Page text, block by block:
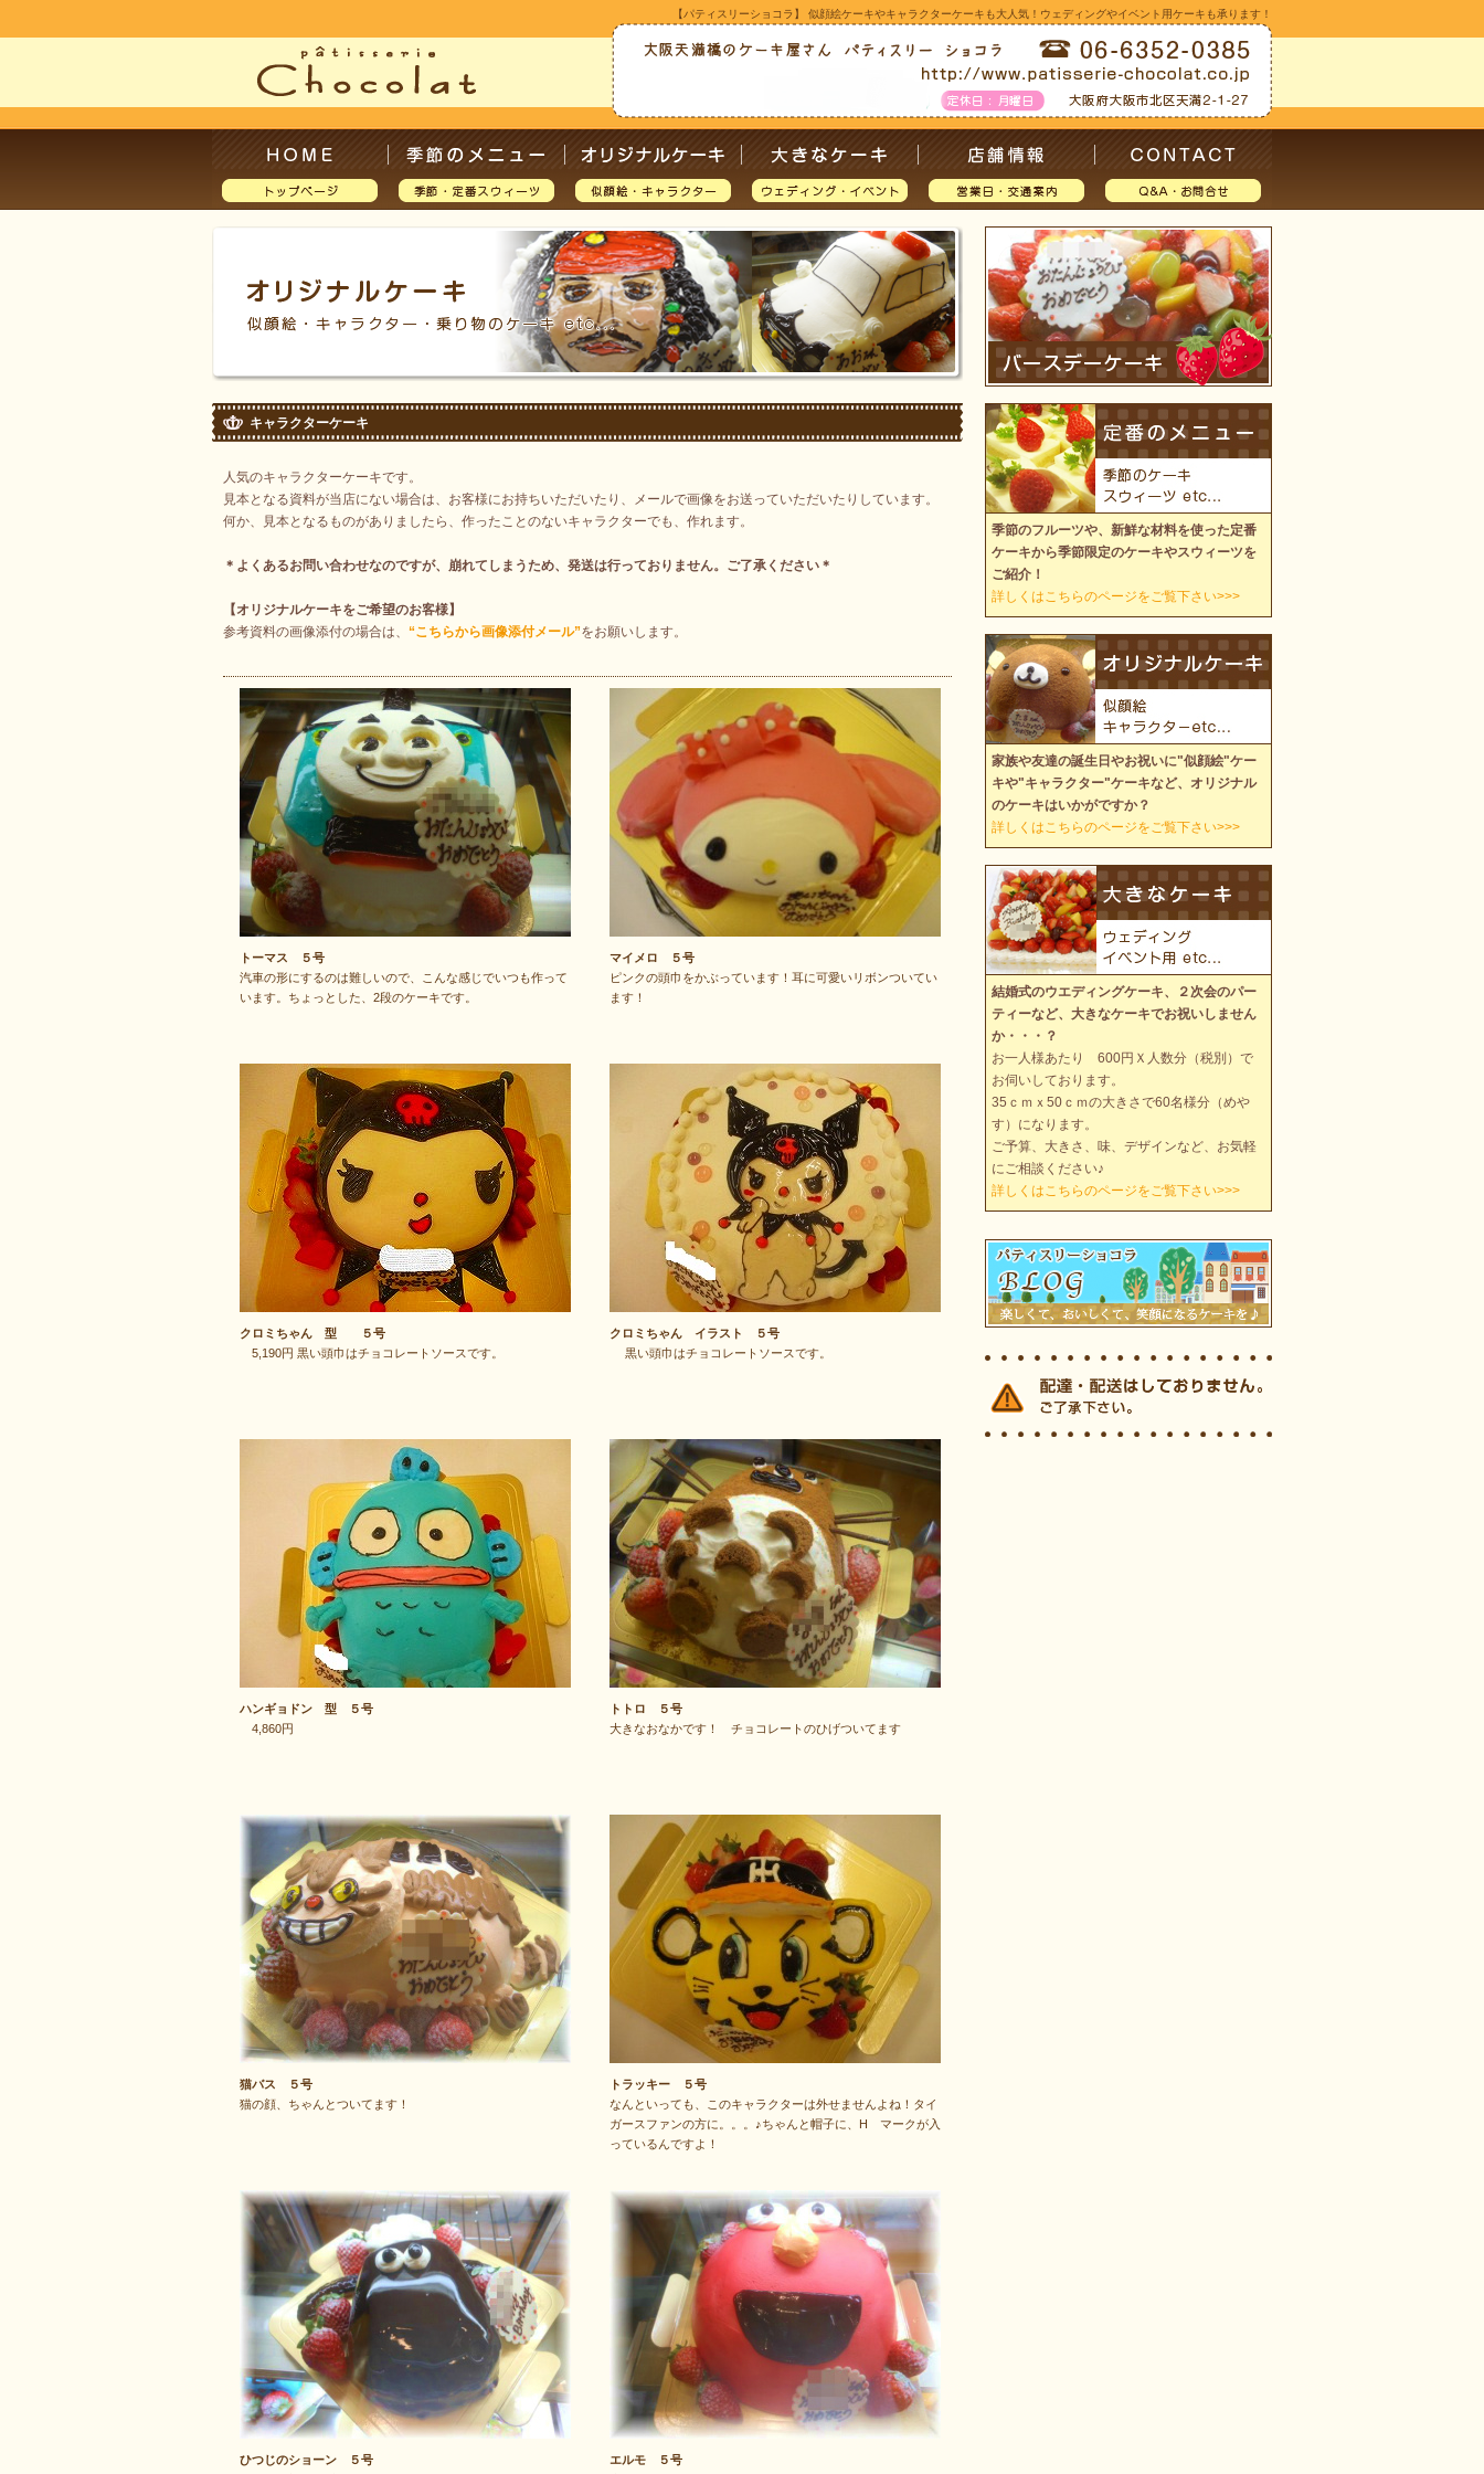
【パティスリーショコラ】 似顔絵ケーキやキャラクターケーキも大人気！ウェディングやイベント用ケーキも承ります！
キャラクターケーキ
人気のキャラクターケーキです。
見本となる資料が当店にない場合は、お客様にお持ちいただいたり、メールで画像をお送っていただいたりしています。
何か、見本となるものがありましたら、作ったことのないキャラクターでも、作れます。
＊よくあるお問い合わせなのですが、崩れてしまうため、発送は行っておりません。ご了承ください＊
【オリジナルケーキをご希望のお客様】
参考資料の画像添付の場合は、 “こちらから画像添付メール”をお願いします。
トーマス ５号
汽車の形にするのは難しいので、こんな感じでいつも作って
います。ちょっとした、2段のケーキです。
マイメロ ５号
ピンクの頭巾をかぶっています！耳に可愛いリボンついてい
ます！
クロミちゃん 型 ５号
5,190円 黒い頭巾はチョコレートソースです。
クロミちゃん イラスト ５号
黒い頭巾はチョコレートソースです。
ハンギョドン 型 ５号
4,860円
トトロ ５号
大きなおなかです！ チョコレートのひげついてます
猫バス ５号
猫の顔、ちゃんとついてます！
トラッキー ５号
なんといっても、このキャラクターは外せませんよね！タイ
ガースファンの方に。。。♪ちゃんと帽子に、H マークが入
っているんですよ！
ひつじのショーン ５号
エルモ ５号
季節のフルーツや、新鮮な材料を使った定番
ケーキから季節限定のケーキやスウィーツを
ご紹介！
詳しくはこちらのページをご覧下さい>>>
家族や友達の誕生日やお祝いに"似顔絵"ケー
キや"キャラクター"ケーキなど、オリジナル
のケーキはいかがですか？
詳しくはこちらのページをご覧下さい>>>
結婚式のウエディングケーキ、２次会のパー
ティーなど、大きなケーキでお祝いしません
か・・・？
お一人様あたり 600円Ｘ人数分（税別）で
お伺いしております。
35ｃｍｘ50ｃｍの大きさで60名様分（めや
す）になります。
ご予算、大きさ、味、デザインなど、お気軽
にご相談ください♪
詳しくはこちらのページをご覧下さい>>>